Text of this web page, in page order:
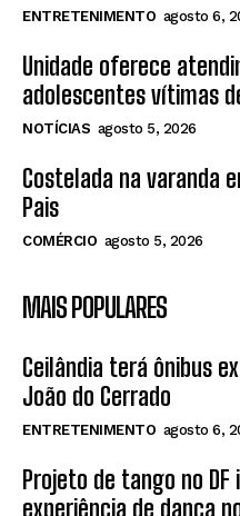
ENTRETENIMENTO agosto 6,
Unidade oferece
adolescentes vítimas
NOTÍCIAS agosto 5, 2026
Costelada na varanda
Pais
COMÉRCIO agosto 5, 2026
MAIS POPULARES
Ceilândia terá ônibus
João do Cerrado
ENTRETENIMENTO agosto 6,
Projeto de tango no
experiência de dança